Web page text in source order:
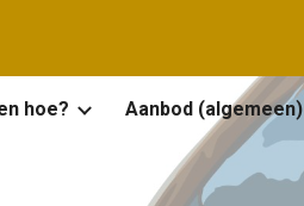
navigation
hoe? Aanbod (algemeen)